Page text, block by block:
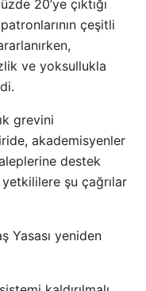
20’ye çıktığı
çeşitli
ve yoksullukla
grevini
akademisyenler
destek
şu çağrılar
Yasası yeniden